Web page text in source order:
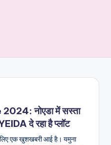
नोएडा में सस्ता
दे रहा है प्लॉट
लिए एक खुशखबरी आई है। यमुना